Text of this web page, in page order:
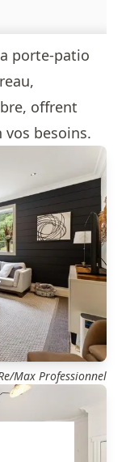
porte-patio
offrent
besoins.
Max Professionnel